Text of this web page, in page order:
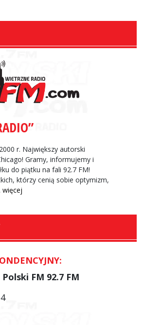
r. Największy autorski
Gramy, informujemy i
do piątku na fali 92.7 FM!
którzy cenią sobie optymizm,
więcej
FM 92.7 FM